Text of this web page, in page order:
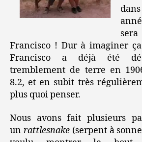
Francisco ! Dur à imaginer
Francisco a déjà été
tremblement de terre en
8.2, et en subit très
plus quoi penser.
Nous avons fait plusieurs
un rattlesnake(serpent à